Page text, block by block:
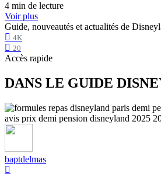
4 min de lecture
Voir plus
Guide, nouveautés et actualités de
4K
20
Accès rapide
DANS LE GUIDE
baptdelmas